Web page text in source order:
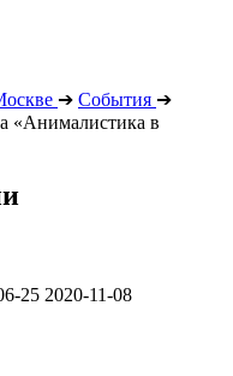
➔ События ➔
«Анималистика в
25 2020-11-08